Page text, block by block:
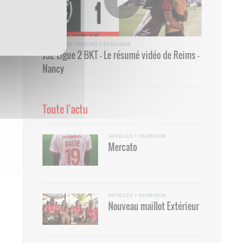
RÉSUMÉ DE MATCHS • 27/04/2026
J32 Ligue 2 BKT - Le résumé vidéo de Reims -
Nancy
Toute l'actu
ARTICLES • 05/08/2026
Mercato
ARTICLES • 04/08/2026
Nouveau maillot Extérieur